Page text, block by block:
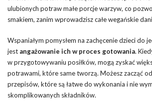
ulubionych potraw małe porcje warzyw, co
smakiem, zanim wprowadzisz całe wegańskie
Wspaniałym pomysłem na zachęcenie dzieci do
jest angażowanie ich w proces gotowania.
w przygotowywaniu posiłków, mogą zyskać
potrawami, które same tworzą. Możesz zacząć
przepisów, które są łatwe do wykonania i nie
skomplikowanych składników.